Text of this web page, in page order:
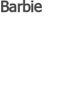
Barbie